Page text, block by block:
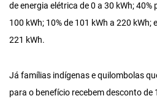
de energia elétrica de 0 a 30 kWh;
100 kWh; 10% de 101 kWh a 220 kWh;
221 kWh.
Já famílias indígenas e quilombolas
para o benefício recebem desconto de